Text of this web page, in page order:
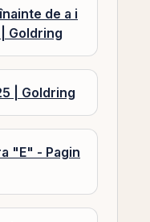
de a i
Goldring
| Goldring
"E" - Pagin